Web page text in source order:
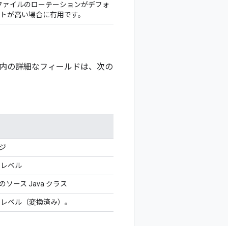
イルのローテーションがデフォ
が高い場合に有用です。
内の詳細なフィールドは、次の
ベル
ソース Java クラス
ベル（変換済み）。